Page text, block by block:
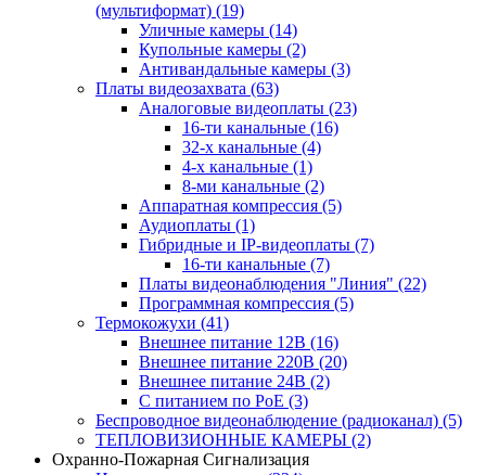
(мультиформат) (19)
Уличные камеры (14)
Купольные камеры (2)
Антивандальные камеры (3)
Платы видеозахвата (63)
Аналоговые видеоплаты (23)
16-ти канальные (16)
32-х канальные (4)
4-х канальные (1)
8-ми канальные (2)
Аппаратная компрессия (5)
Аудиоплаты (1)
Гибридные и IP-видеоплаты (7)
16-ти канальные (7)
Платы видеонаблюдения "Линия" (22)
Программная компрессия (5)
Термокожухи (41)
Внешнее питание 12В (16)
Внешнее питание 220В (20)
Внешнее питание 24В (2)
С питанием по PoE (3)
Беспроводное видеонаблюдение (радиоканал) (5)
ТЕПЛОВИЗИОННЫЕ КАМЕРЫ (2)
Охранно-Пожарная Сигнализация